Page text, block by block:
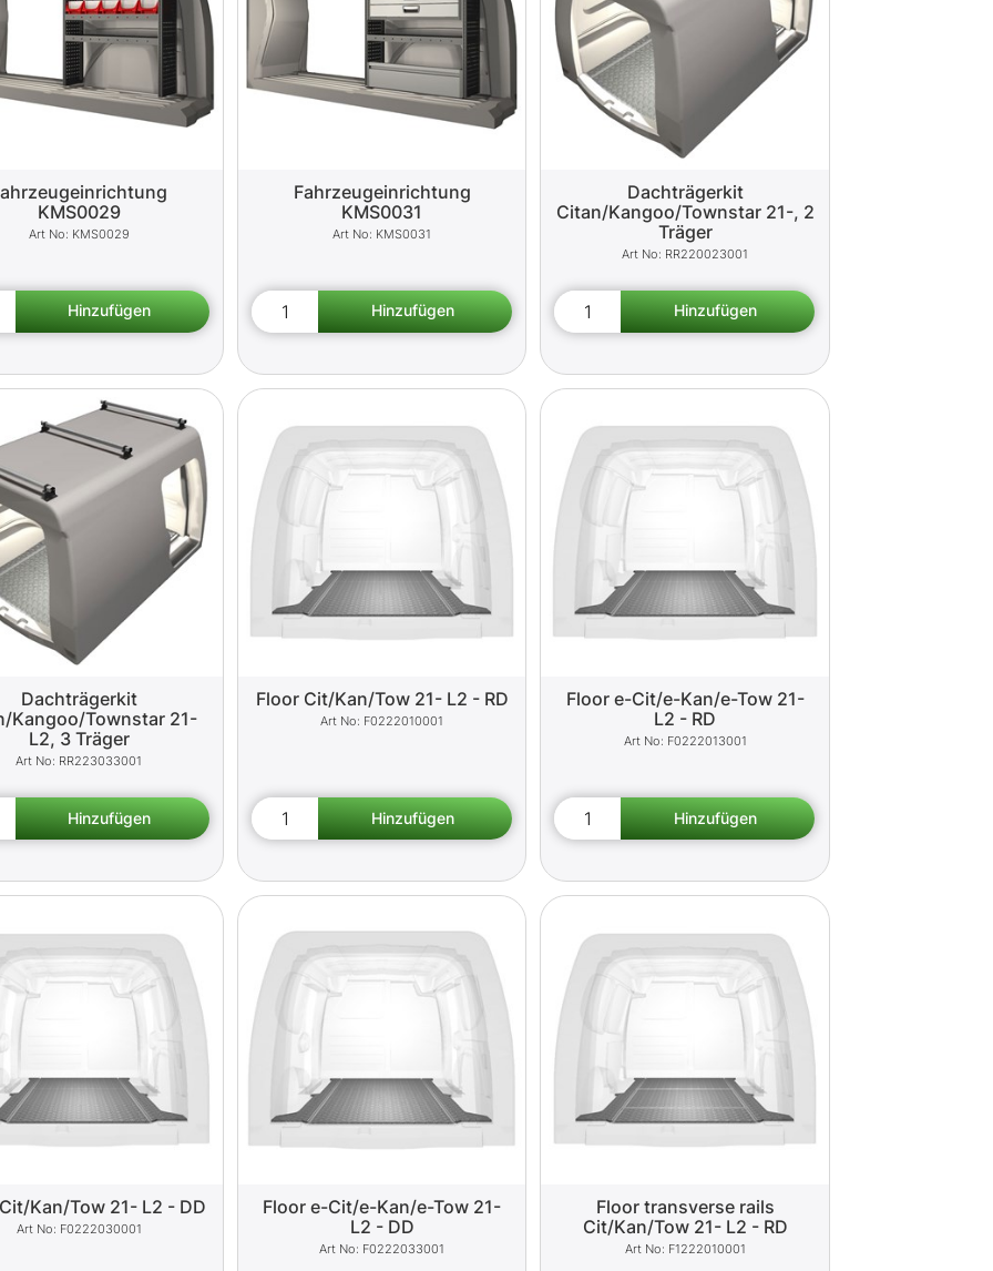
KMS0029
KMS0029
Fahrzeugeinrichtung
KMS0031
KMS0031
Dachträgerkit
Citan/Kangoo/Townstar 21-, 2
Träger
RR220023001
Dachträgerkit
Kangoo/Townstar 21-
L2, 3 Träger
RR223033001
Floor Cit/Kan/Tow 21- L2 - RD
F0222010001
Floor e-Cit/e-Kan/e-Tow 21-
L2 - RD
F0222013001
Kan/Tow 21- L2 - DD
F0222030001
Floor e-Cit/e-Kan/e-Tow 21-
L2 - DD
F0222033001
Floor transverse rails
Cit/Kan/Tow 21- L2 - RD
F1222010001